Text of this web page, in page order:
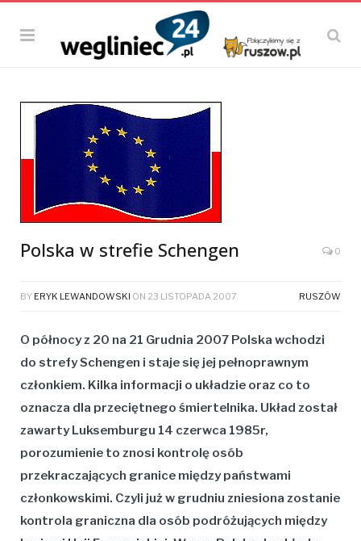
Polska w strefie Schengen 0
BY ERYK LEWANDOWSKI ON 23 LISTOPADA 2007 RUSZÓW
O północy z 20 na 21 Grudnia 2007 Polska wchodzi
do strefy Schengen i staje się jej pełnoprawnym
członkiem. Kilka informacji o układzie oraz co to
oznacza dla przeciętnego śmiertelnika. Układ został
zawarty Luksemburgu 14 czerwca 1985r,
porozumienie to znosi kontrolę osób
przekraczających granice między państwami
członkowskimi. Czyli już w grudniu zniesiona zostanie
kontrola graniczna dla osób podróżujących między